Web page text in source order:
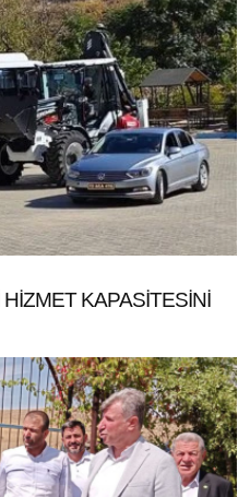
KAPASİTESİNİ